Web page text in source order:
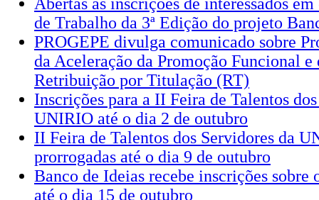
de Trabalho da 3ª Edição do projeto
PROGEPE divulga comunicado sobre
da Aceleração da Promoção Funcional e
Retribuição por Titulação (RT)
Inscrições para a II Feira de Talentos
UNIRIO até o dia 2 de outubro
II Feira de Talentos dos Servidores da
prorrogadas até o dia 9 de outubro
Banco de Ideias recebe inscrições sobre
até o dia 15 de outubro